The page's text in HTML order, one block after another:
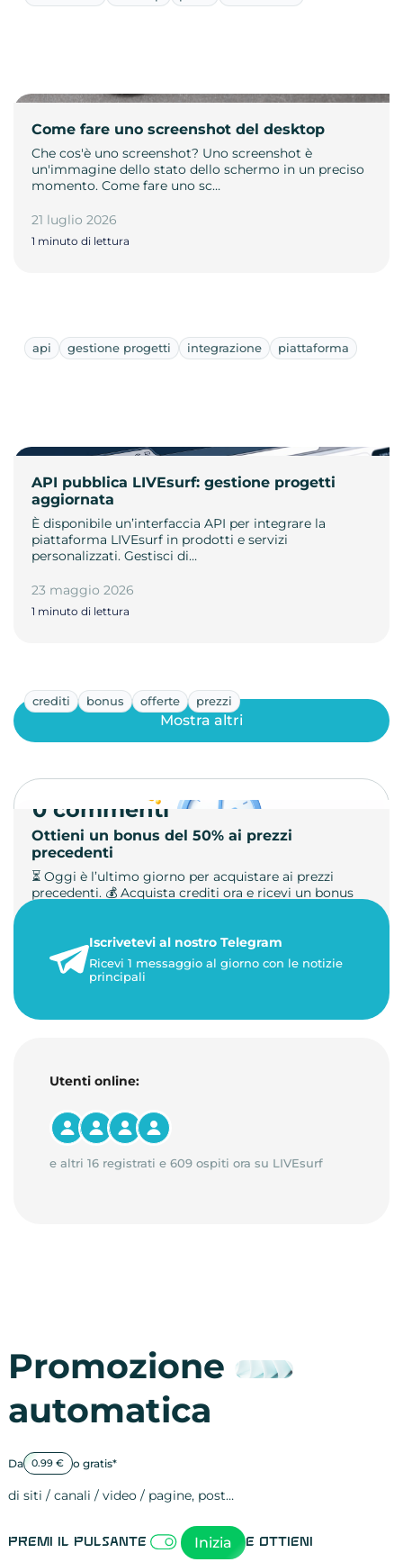
Come fare uno screenshot del desktop
Che cos'è uno screenshot? Uno screenshot è
un'immagine dello stato dello schermo in un preciso
momento. Come fare uno sc…
21 luglio 2026
1 minuto di lettura
api gestione progetti integrazione piattaforma
API pubblica LIVEsurf: gestione progetti
aggiornata
È disponibile un’interfaccia API per integrare la
piattaforma LIVEsurf in prodotti e servizi
personalizzati. Gestisci di…
23 maggio 2026
1 minuto di lettura
crediti bonus offerte prezzi
Ottieni un bonus del 50% ai prezzi
precedenti
⏳ Oggi è l’ultimo giorno per acquistare ai prezzi
precedenti. 💰 Acquista crediti ora e ricevi un bonus
23 maggio 2026
1 minuto di lettura
Mostra altri
0 commenti
Iscrivetevi al nostro Telegram
Ricevi 1 messaggio al giorno con le notizie
principali
Utenti online:
e altri 16 registrati e 609 ospiti ora su LIVEsurf
Promozione
automatica
Da 0.99 € o gratis*
di siti / canali / video / pagine, post…
Premi il pulsante Inizia e ottieni